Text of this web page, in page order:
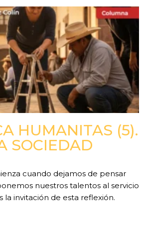
HUMANITAS (5).
SOCIEDAD
cuando dejamos de pensar
nuestros talentos al servicio
la invitación de esta reflexión.